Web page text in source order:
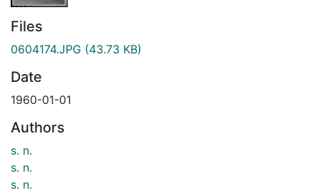
Files
0604174.JPG (43.73 KB)
Date
1960-01-01
Authors
s. n.
s. n.
s. n.